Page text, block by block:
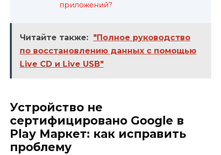
приложений?
Читайте также: "Полное руководство
по восстановлению данных с помощью
Live CD и Live USB"
Устройство не
сертифицировано Google в
Play Маркет: как исправить
проблему